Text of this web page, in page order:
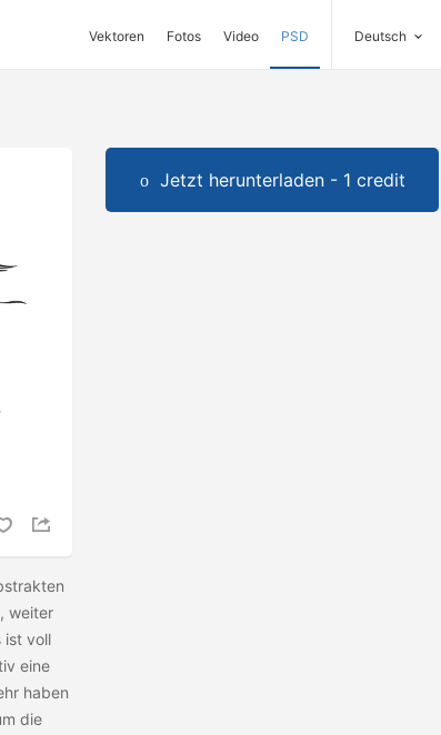
Vektoren Fotos Video PSD Deutsch
weiter
ist voll
eine
haben
die
Jetzt herunterladen - 1 credit